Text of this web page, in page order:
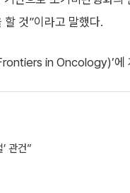
것”이라고 말했다.
in Oncology)’에
관건”